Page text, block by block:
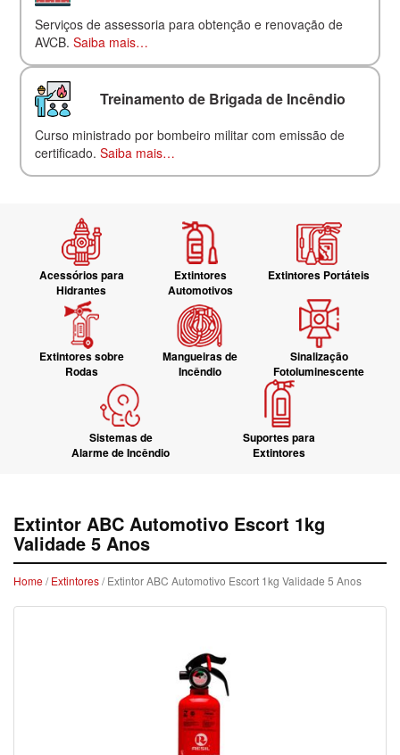
Serviços de assessoria para obtenção e renovação de
AVCB.Saiba mais…
Treinamento de Brigada de Incêndio
Curso ministrado por bombeiro militar com emissão de
certificado.Saiba mais…
Acessórios para
Hidrantes
Extintores
Automotivos
Extintores Portáteis
Extintores sobre
Rodas
Mangueiras de
Incêndio
Sinalização
Fotoluminescente
Sistemas de
Alarme de Incêndio
Suportes para
Extintores
Extintor ABC Automotivo Escort 1kg
Validade 5 Anos
Home/Extintores/ Extintor ABC Automotivo Escort 1kg Validade 5 Anos